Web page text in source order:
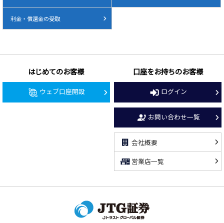
利金・償還金の受取
はじめてのお客様
ウェブ口座開設
口座をお持ちのお客様
ログイン
お問い合わせ一覧
会社概要
営業店一覧